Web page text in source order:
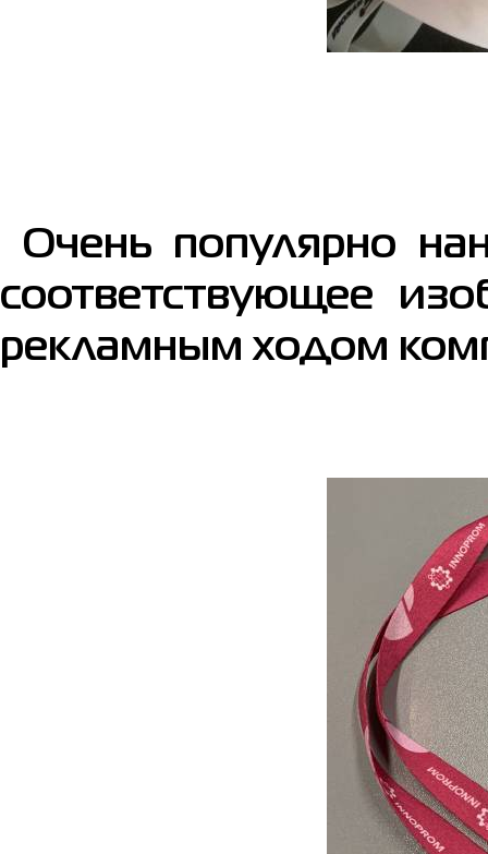
Очень популярно
соответствующее
рекламным ходом